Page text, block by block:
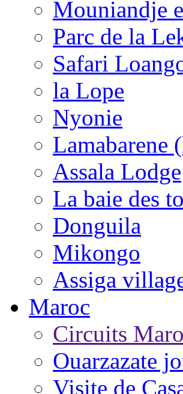
Mouniandje
Parc de la
Safari
la Lope
Nyonie
Lamabarene
Assala Lodge
La baie des
Donguila
Mikongo
Assiga
Maroc
Circuits
Ouarzazate
Visite de